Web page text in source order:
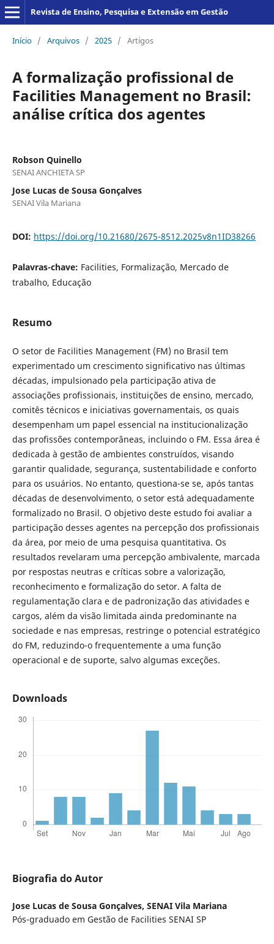
Revista de Ensino, Pesquisa e Extensão em Gestão
Início / Arquivos / 2025 / Artigos
A formalização profissional de
Facilities Management no Brasil:
análise crítica dos agentes
Robson Quinello
SENAI ANCHIETA SP
Jose Lucas de Sousa Gonçalves
SENAI Vila Mariana
DOI: https://doi.org/10.21680/2675-8512.2025v8n1ID38266
Palavras-chave: Facilities, Formalização, Mercado de
trabalho, Educação
Resumo
O setor de Facilities Management (FM) no Brasil tem
experimentado um crescimento significativo nas últimas
décadas, impulsionado pela participação ativa de
associações profissionais, instituições de ensino, mercado,
comitês técnicos e iniciativas governamentais, os quais
desempenham um papel essencial na institucionalização
das profissões contemporâneas, incluindo o FM. Essa área é
dedicada à gestão de ambientes construídos, visando
garantir qualidade, segurança, sustentabilidade e conforto
para os usuários. No entanto, questiona-se se, após tantas
décadas de desenvolvimento, o setor está adequadamente
formalizado no Brasil. O objetivo deste estudo foi avaliar a
participação desses agentes na percepção dos profissionais
da área, por meio de uma pesquisa quantitativa. Os
resultados revelaram uma percepção ambivalente, marcada
por respostas neutras e críticas sobre a valorização,
reconhecimento e formalização do setor. A falta de
regulamentação clara e de padronização das atividades e
cargos, além da visão limitada ainda predominante na
sociedade e nas empresas, restringe o potencial estratégico
do FM, reduzindo-o frequentemente a uma função
operacional e de suporte, salvo algumas exceções.
Downloads
Biografia do Autor
Jose Lucas de Sousa Gonçalves, SENAI Vila Mariana
Pós-graduado em Gestão de Facilities SENAI SP